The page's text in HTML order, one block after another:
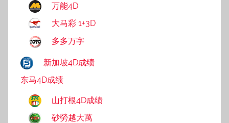
万能4D
大马彩 1+3D
多多万字
新加坡4D成绩
东马4D成绩
山打根4D成绩
砂勞越大萬